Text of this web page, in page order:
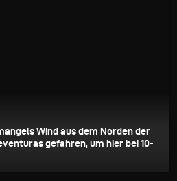
Wind aus dem Norden der
gefahren, um hier bei 10-